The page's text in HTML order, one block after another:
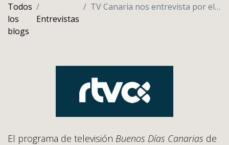
Todos
los
blogs
Entrevistas
TV Canaria nos entrevista por el Día Mundial de Medio Ambiente y por el día de energía
El programa de televisión Buenos Días Canarias de